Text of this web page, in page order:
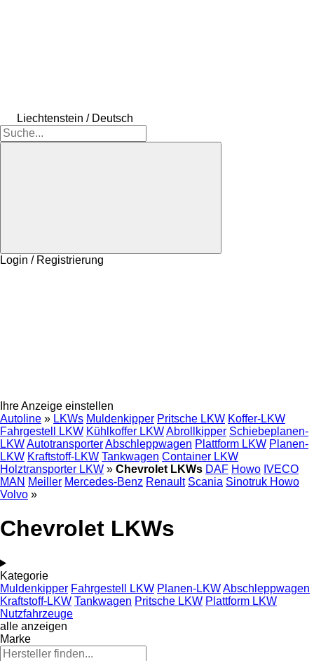
Liechtenstein / Deutsch
Login / Registrierung
Ihre Anzeige einstellen
Autoline » LKWs Muldenkipper Pritsche LKW Koffer-LKW
Fahrgestell LKW Kühlkoffer LKWAbrollkipper Schiebeplanen-
LKWAutotransporterAbschleppwagen Plattform LKW Planen-
LKW Kraftstoff-LKW Tankwagen Container LKW
Holztransporter LKW » Chevrolet LKWs DAF Howo IVECO
MAN Meiller Mercedes-Benz Renault Scania Sinotruk Howo
Volvo »
Chevrolet LKWs
Kategorie
Muldenkipper Fahrgestell LKW Planen-LKWAbschleppwagen
Kraftstoff-LKW Tankwagen Pritsche LKW Plattform LKW
Nutzfahrzeuge
alle anzeigen
Marke